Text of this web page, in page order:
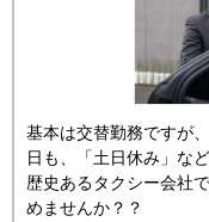
基本は交替勤務ですが
日も、「土日休み」な
歴史あるタクシー会社
めませんか？？